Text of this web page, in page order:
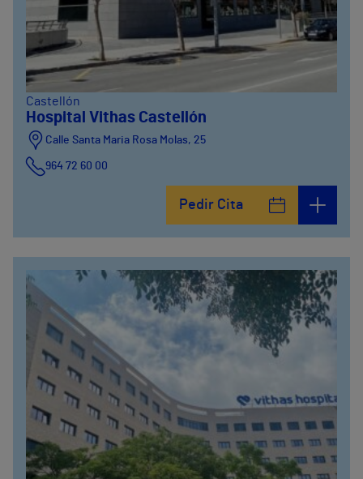
Castellón
Hospital Vithas Castellón
Calle Santa Maria Rosa Molas, 25
964 72 60 00
Pedir Cita